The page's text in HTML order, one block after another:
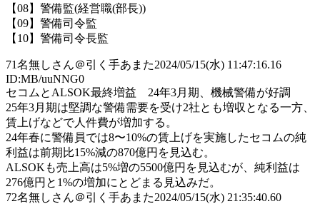
【08】警備監(経営職(部長))
【09】警備司令監
【10】警備司令長監
71名無しさん＠引く手あまた2024/05/15(水) 11:47:16.16
ID:MB/uuNNG0
セコムとALSOK最終増益 24年3月期、機械警備が好調
25年3月期は堅調な警備需要を受け2社とも増収となる一方、
賃上げなどで人件費が増加する。
24年春に警備員では8〜10%の賃上げを実施したセコムの純
利益は前期比15%減の870億円を見込む。
ALSOKも売上高は5%増の5500億円を見込むが、純利益は
276億円と1%の増加にとどまる見込みだ。
72名無しさん＠引く手あまた2024/05/15(水) 21:35:40.60